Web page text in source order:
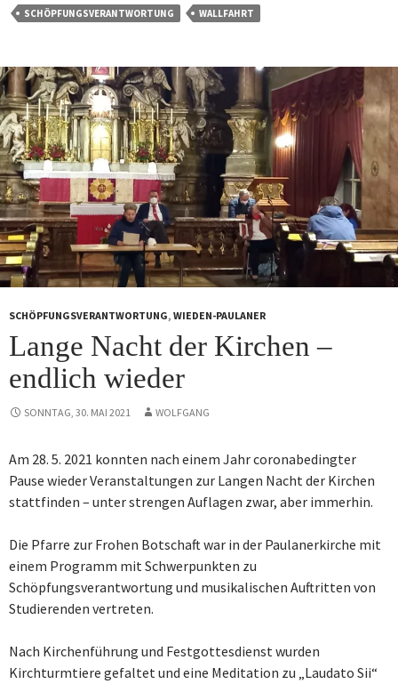
SCHÖPFUNGSVERANTWORTUNG WALLFAHRT
SCHÖPFUNGSVERANTWORTUNG, WIEDEN-PAULANER
Lange Nacht der Kirchen –
endlich wieder
SONNTAG, 30. MAI 2021 WOLFGANG
Am 28. 5. 2021 konnten nach einem Jahr coronabedingter
Pause wieder Veranstaltungen zur Langen Nacht der Kirchen
stattfinden – unter strengen Auflagen zwar, aber immerhin.
Die Pfarre zur Frohen Botschaft war in der Paulanerkirche mit
einem Programm mit Schwerpunkten zu
Schöpfungsverantwortung und musikalischen Auftritten von
Studierenden vertreten.
Nach Kirchenführung und Festgottesdienst wurden
Kirchturmtiere gefaltet und eine Meditation zu „Laudato Sii“